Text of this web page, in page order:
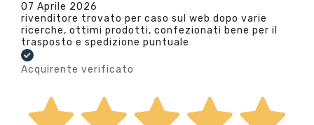
07 Aprile 2026
rivenditore trovato per caso sul web dopo varie
ricerche, ottimi prodotti, confezionati bene per il
trasposto e spedizione puntuale
Acquirente verificato